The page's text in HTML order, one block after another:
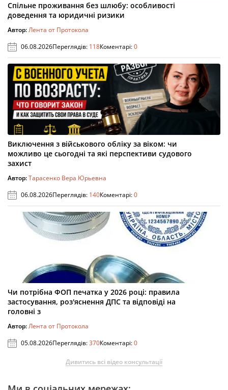
Спільне проживання без шлюбу: особливості
доведення та юридичні ризики
Автор:Лента от Протокола
06.08.2026Переглядів: 118Коментарі:0
Виключення з військового обліку за віком: чи
можливо це сьогодні та які перспективи судового
захист
Автор:Тарасенко Вера Юрьевна
06.08.2026Переглядів: 140Коментарі:0
Чи потрібна ФОП печатка у 2026 році: правила
застосування, роз'яснення ДПС та відповіді на
головні з
Автор:Лента от Протокола
05.08.2026Переглядів:370Коментарі:0
Дивитись всі відео консультації